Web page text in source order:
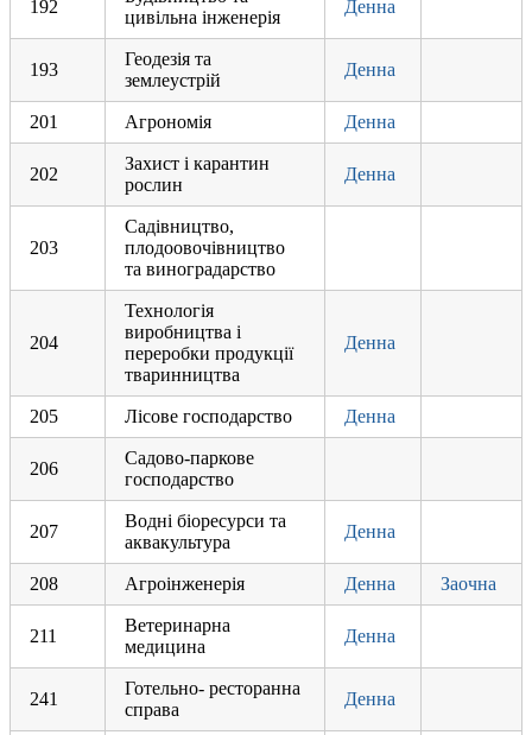
192
цивільна інженерія
Денна
193
Геодезія та
землеустрій
Денна
201 Агрономія Денна
202
Захист і карантин
рослин
Денна
203
Садівництво,
плодоовочівництво
та виноградарство
204
Технологія
виробництва і
переробки продукції
тваринництва
Денна
205 Лісове господарство Денна
206
Садово-паркове
господарство
207
Водні біоресурси та
аквакультура
Денна
208 Агроінженерія Денна Заочна
211
Ветеринарна
медицина
Денна
241
Готельно- ресторанна
справа
Денна